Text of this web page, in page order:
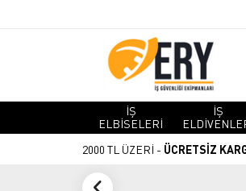
İŞ
ELBİSELERİ
İŞ
2000 TL ÜZERİ - ÜCRETSİZ